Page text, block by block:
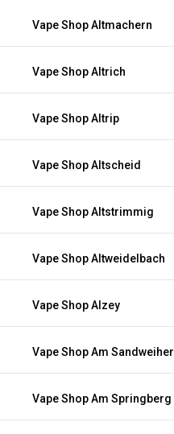
Vape Shop Altmachern
Vape Shop Altrich
Vape Shop Altrip
Vape Shop Altscheid
Vape Shop Altstrimmig
Vape Shop Altweidelbach
Vape Shop Alzey
Vape Shop Am Sandweiher
Vape Shop Am Springberg